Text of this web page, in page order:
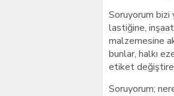
Soruyorum
lastiğine,
malzemesine
bunlar, halkı
etiket
Soruyorum;